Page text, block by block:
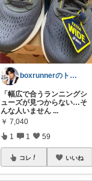
boxrunnerのトレーニングルーム
「幅広で合うランニングシ
ューズが見つからない…そ
んな人いません ...
￥ 7,040
1 1 59
コレ いいね